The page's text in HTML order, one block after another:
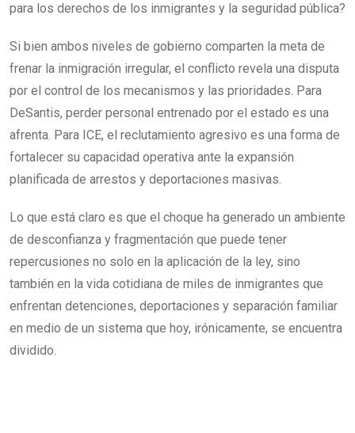
para los derechos de los inmigrantes y la seguridad pública?
Si bien ambos niveles de gobierno comparten la meta de
frenar la inmigración irregular, el conflicto revela una disputa
por el control de los mecanismos y las prioridades. Para
DeSantis, perder personal entrenado por el estado es una
afrenta. Para ICE, el reclutamiento agresivo es una forma de
fortalecer su capacidad operativa ante la expansión
planificada de arrestos y deportaciones masivas.
Lo que está claro es que el choque ha generado un ambiente
de desconfianza y fragmentación que puede tener
repercusiones no solo en la aplicación de la ley, sino
también en la vida cotidiana de miles de inmigrantes que
enfrentan detenciones, deportaciones y separación familiar
en medio de un sistema que hoy, irónicamente, se encuentra
dividido.